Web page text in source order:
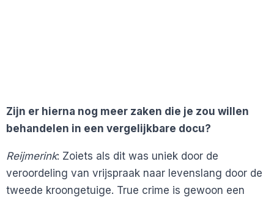
Zijn er hierna nog meer zaken die je zou willen
behandelen in een vergelijkbare docu?
Reijmerink: Zoiets als dit was uniek door de
veroordeling van vrijspraak naar levenslang door de
tweede kroongetuige. True crime is gewoon een